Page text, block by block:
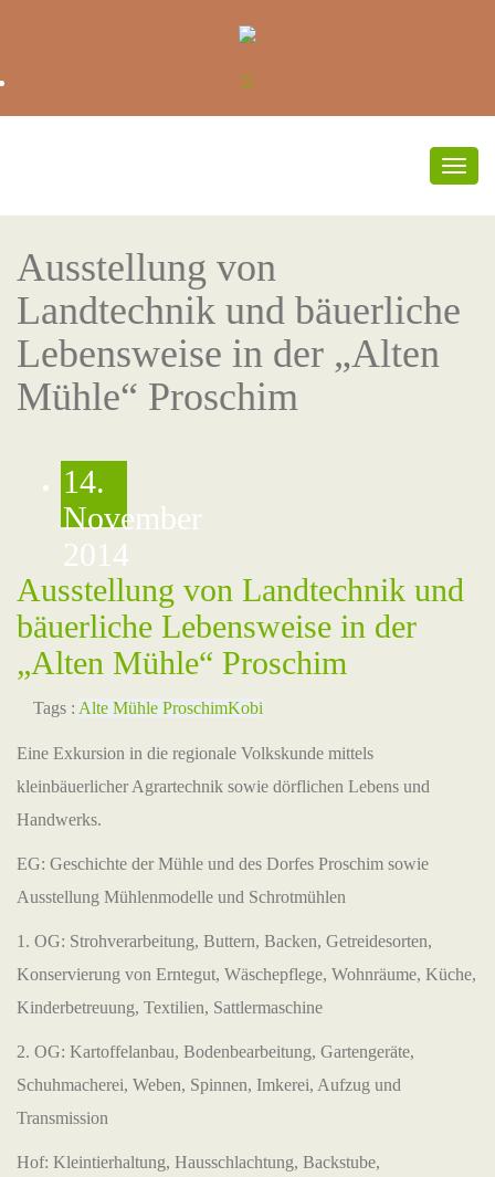
Ausstellung von
Landtechnik und bäuerliche
Lebensweise in der „Alten
Mühle“ Proschim
14.
November
2014
Ausstellung von Landtechnik und
bäuerliche Lebensweise in der
„Alten Mühle“ Proschim
Tags : Alte Mühle ProschimKobi
Eine Exkursion in die regionale Volkskunde mittels
kleinbäuerlicher Agrartechnik sowie dörflichen Lebens und
Handwerks.
EG: Geschichte der Mühle und des Dorfes Proschim sowie
Ausstellung Mühlenmodelle und Schrotmühlen
1. OG: Strohverarbeitung, Buttern, Backen, Getreidesorten,
Konservierung von Erntegut, Wäschepflege, Wohnräume, Küche,
Kinderbetreuung, Textilien, Sattlermaschine
2. OG: Kartoffelanbau, Bodenbearbeitung, Gartengeräte,
Schuhmacherei, Weben, Spinnen, Imkerei, Aufzug und
Transmission
Hof: Kleintierhaltung, Hausschlachtung, Backstube,